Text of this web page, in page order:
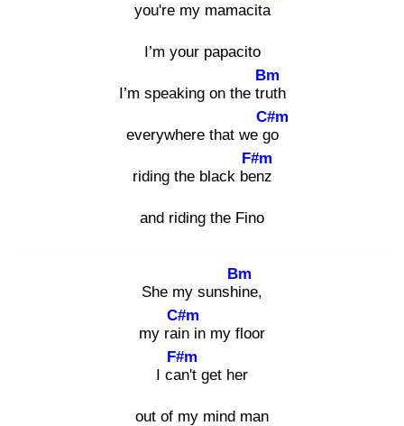
you're my mamacita
I’m your papacito
I’m speaking on the trut
Bm
h
everywhere that we go
C#m
riding the black ben
F#m
z
and riding the Fino
She my sunshin
Bm
e,
my rain
C#m
in my floor
I can
F#m
't get her
out of my mind man